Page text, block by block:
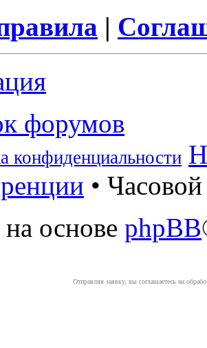
|
форумов
конфиденциальности
•
основе phpBB
Отправляя заявку, вы соглашаетесь на